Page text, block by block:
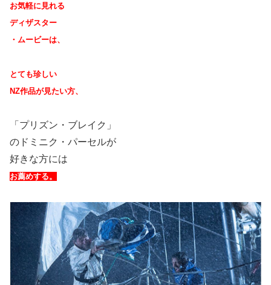
お気軽に見れる
ディザスター
・ムービーは、
とても珍しい
NZ作品が見たい方、
「プリズン・ブレイク」
のドミニク・パーセルが
好きな方には
お薦めする。